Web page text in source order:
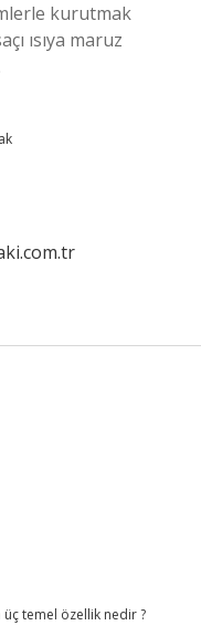
kurutmak
ısıya maruz
üç temel özellik nedir ?